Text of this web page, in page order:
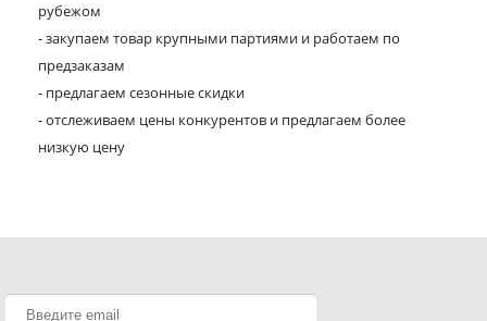
рубежом
- закупаем товар крупными партиями и работаем по
предзаказам
- предлагаем сезонные скидки
- отслеживаем цены конкурентов и предлагаем более
низкую цену